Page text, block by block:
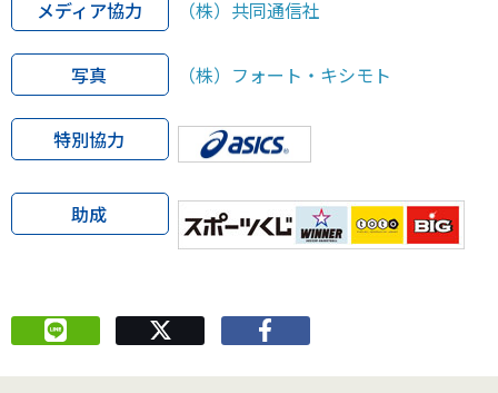
メディア協力 （株）共同通信社
写真 （株）フォート・キシモト
特別協力
助成